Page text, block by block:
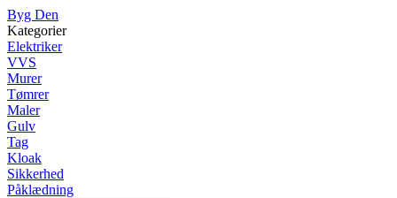
Byg Den
Kategorier
Elektriker
VVS
Murer
Tømrer
Maler
Gulv
Tag
Kloak
Sikkerhed
Påklædning